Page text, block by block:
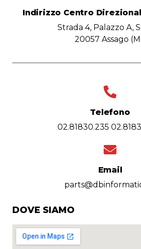
Indirizzo Centro
Strada 4, Palazzo A,
20057 Assago
Telefono
02.81830.235
Email
DOVE SIAMO